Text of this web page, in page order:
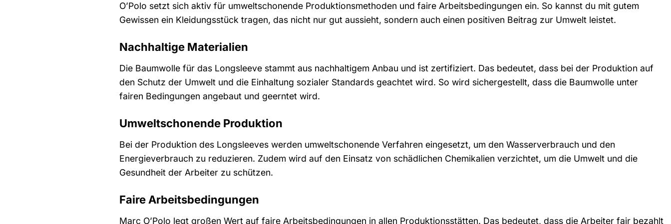
O’Polo setzt sich aktiv für umweltschonende Produktionsmethoden und faire Arbeitsbedingungen ein. So kannst du mit gutem
Gewissen ein Kleidungsstück tragen, das nicht nur gut aussieht, sondern auch einen positiven Beitrag zur Umwelt leistet.
Nachhaltige Materialien
Die Baumwolle für das Longsleeve stammt aus nachhaltigem Anbau und ist zertifiziert. Das bedeutet, dass bei der Produktion auf
den Schutz der Umwelt und die Einhaltung sozialer Standards geachtet wird. So wird sichergestellt, dass die Baumwolle unter
fairen Bedingungen angebaut und geerntet wird.
Umweltschonende Produktion
Bei der Produktion des Longsleeves werden umweltschonende Verfahren eingesetzt, um den Wasserverbrauch und den
Energieverbrauch zu reduzieren. Zudem wird auf den Einsatz von schädlichen Chemikalien verzichtet, um die Umwelt und die
Gesundheit der Arbeiter zu schützen.
Faire Arbeitsbedingungen
Marc O’Polo legt großen Wert auf faire Arbeitsbedingungen in allen Produktionsstätten. Das bedeutet, dass die Arbeiter fair bezahlt